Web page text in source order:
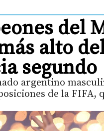
del
alto
segundo
argentino
de la